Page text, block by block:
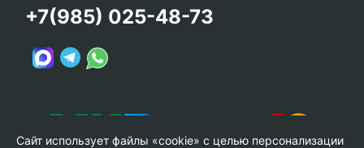
+7(985) 025-48-73
Сайт использует файлы «cookie» с целью персонализации